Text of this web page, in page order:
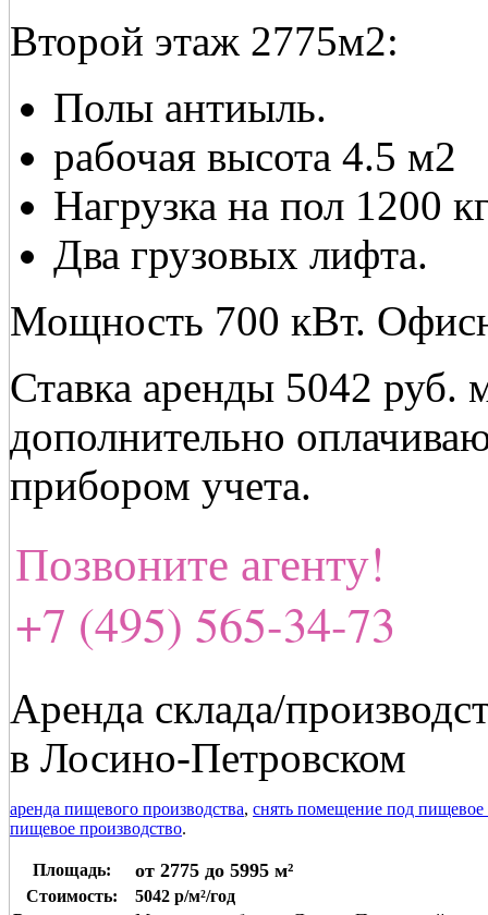
Второй этаж 2775м2:
Полы антиыль.
рабочая высота 4.5 м2
Нагрузка на пол 1200
Два грузовых лифта.
Мощность 700 кВт.
Ставка аренды 5042
дополнительно
прибором учета.
Позвоните агенту!
+7 (495) 565-34-73
Аренда склада/
в Лосино-Петровском
аренда пищевого производства, снять помещение под пищевое
пищевое производство.
Площадь: от 2775 до 5995 м²
Стоимость:
5042 р/м²/год